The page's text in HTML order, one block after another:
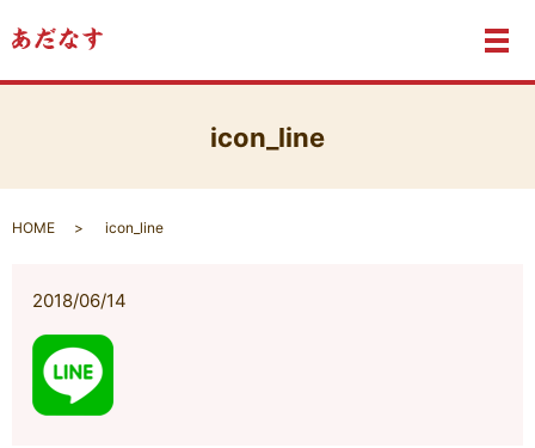
メ
icon_line
HOME icon_line
2018/06/14